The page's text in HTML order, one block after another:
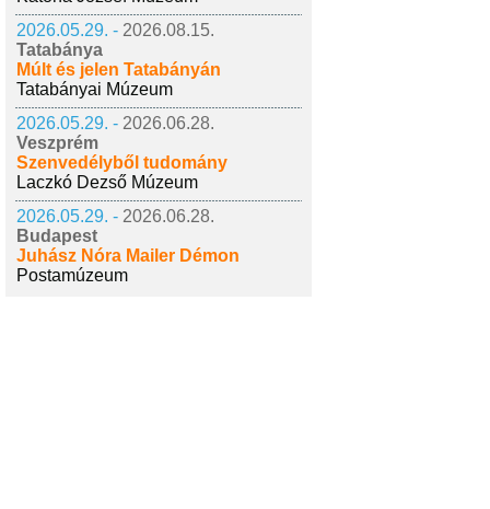
2026.05.29. - 2026.08.15.
Tatabánya
Múlt és jelen Tatabányán
Tatabányai Múzeum
2026.05.29. - 2026.06.28.
Veszprém
Szenvedélyből tudomány
Laczkó Dezső Múzeum
2026.05.29. - 2026.06.28.
Budapest
Juhász Nóra Mailer Démon
Postamúzeum